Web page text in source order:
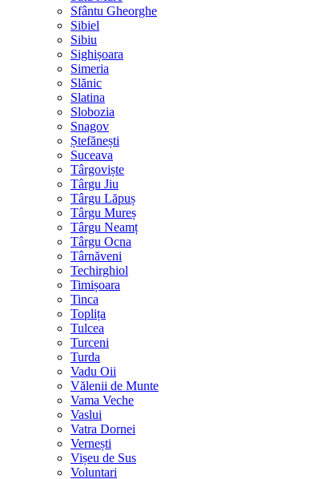
Sfântu Gheorghe
Sibiel
Sibiu
Sighișoara
Simeria
Slănic
Slatina
Slobozia
Snagov
Ștefănești
Suceava
Târgoviște
Târgu Jiu
Târgu Lăpuș
Târgu Mureș
Târgu Neamț
Târgu Ocna
Târnăveni
Techirghiol
Timișoara
Tinca
Toplița
Tulcea
Turceni
Turda
Vadu Oii
Vălenii de Munte
Vama Veche
Vaslui
Vatra Dornei
Vernești
Vișeu de Sus
Voluntari